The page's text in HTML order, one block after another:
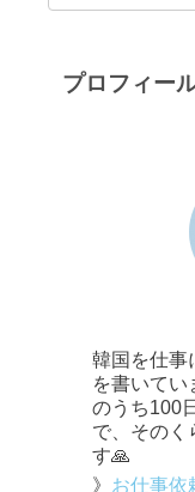
プロフィー
韓国を仕事
を書いてい
のうち100
で、そのく
す🙏
》 お仕事依